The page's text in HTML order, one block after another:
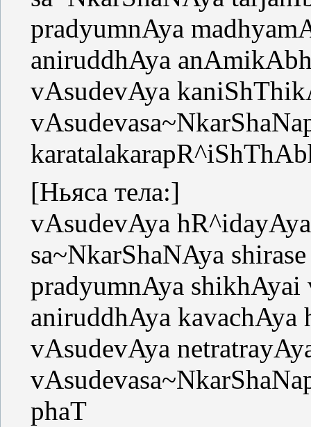
pradyumnAya
aniruddhAya
vAsudevAya
[Ньяса тела:]
vAsudevAya
sa~NkarShaNAya
pradyumnAya shikhAyai
aniruddhAya kavachAya
vAsudevAya
phaT